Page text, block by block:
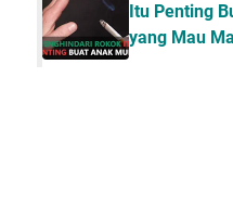
Itu Penting
yang Mau